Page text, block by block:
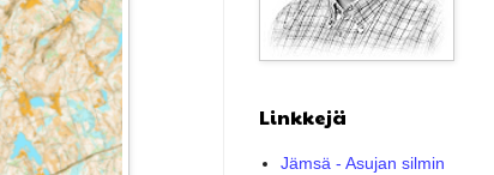
Linkkejä
Jämsä - Asujan silmin